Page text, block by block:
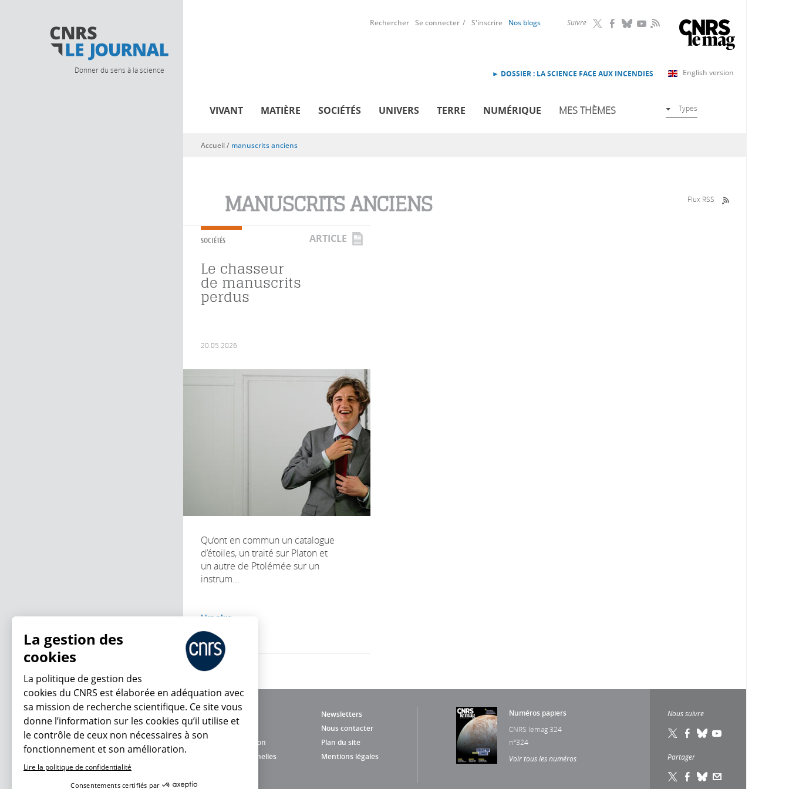
Donner du sens à la science
Suivre RSS
Rechercher Se connecter S'inscrire Nos blogs
English version
► DOSSIER : LA SCIENCE FACE AUX INCENDIES
VIVANT MATIÈRE SOCIÉTÉS UNIVERS TERRE NUMÉRIQUE MES THÈMES Types
Vous êtes ici
Accueil/ manuscrits anciens
MANUSCRITS ANCIENS Flux RSS
SOCIÉTÉS ARTICLE
Le chasseur
de manuscrits
perdus
20.05.2026
Qu’ont en commun un catalogue
d’étoiles, un traité sur Platon et
un autre de Ptolémée sur un
instrum...
Lire plus
Newsletters
Nous contacter
Charte d'utilisation
Plan du site
Données personnelles
Mentions légales
Numéros papiers
CNRS lemag 324
n°324
Voir tous les numéros
Nous suivre
Partager
En ce moment
La gestion des
cookies
La politique de gestion des
cookies du CNRS est élaborée en adéquation avec
sa mission de recherche scientifique. Ce site vous
donne l’information sur les cookies qu’il utilise et
le contrôle de ceux non nécessaires à son
fonctionnement et son amélioration.
Lire la politique de confidentialité
Consentements certifiés par